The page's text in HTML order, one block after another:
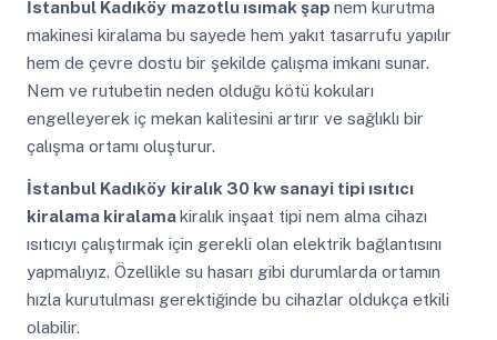
İstanbul Kadıköy mazotlu ısımak şap nem kurutma
makinesi kiralama bu sayede hem yakıt tasarrufu yapılır
hem de çevre dostu bir şekilde çalışma imkanı sunar.
Nem ve rutubetin neden olduğu kötü kokuları
engelleyerek iç mekan kalitesini artırır ve sağlıklı bir
çalışma ortamı oluşturur.
İstanbul Kadıköy kiralık 30 kw sanayi tipi ısıtıcı
kiralama kiralamakiralık inşaat tipi nem alma cihazı
ısıtıcıyı çalıştırmak için gerekli olan elektrik bağlantısını
yapmalıyız. Özellikle su hasarı gibi durumlarda ortamın
hızla kurutulması gerektiğinde bu cihazlar oldukça etkili
olabilir.